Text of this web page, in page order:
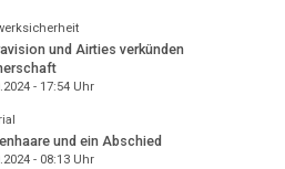
und Airties verkünden
- 17:54Uhr
und ein Abschied
- 08:13Uhr